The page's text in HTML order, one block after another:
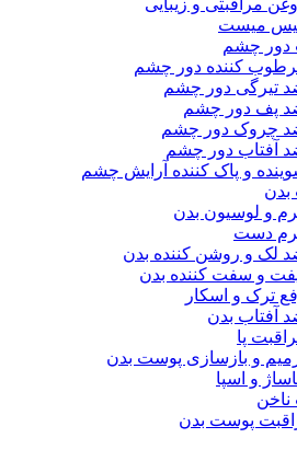
میست
دور چشم
کننده دور چشم
تیرگی دور چشم
پف دور چشم
چروک دور چشم
آفتاب دور چشم
و پاک کننده آرایش چشم
بدن
و لوسیون بدن
دست
لک و روشن کننده بدن
و سفت کننده بدن
ترک و اسکار
آفتاب بدن
پا
و بازسازی پوست بدن
و اسپا
ناخن
پوست بدن